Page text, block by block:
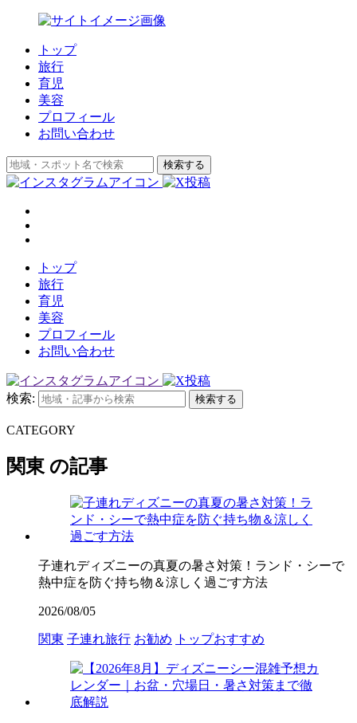
トップ
旅行
育児
美容
プロフィール
お問い合わせ
検索する
トップ
旅行
育児
美容
プロフィール
お問い合わせ
検索: 検索する
CATEGORY
関東 の記事
子連れディズニーの真夏の暑さ対策！ランド・シーで
熱中症を防ぐ持ち物＆涼しく過ごす方法
2026/08/05
関東 子連れ旅行 お勧め トップおすすめ